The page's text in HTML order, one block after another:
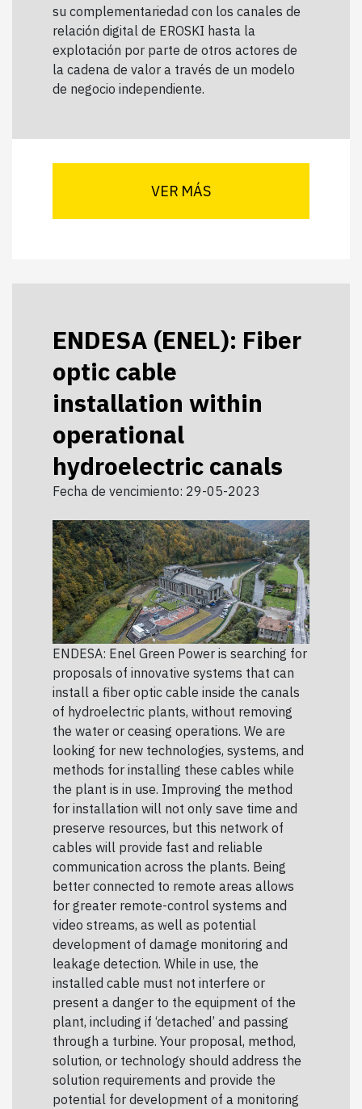
su complementariedad con los canales de
relación digital de EROSKI hasta la
explotación por parte de otros actores de
la cadena de valor a través de un modelo
de negocio independiente.
VER MÁS
ENDESA (ENEL): Fiber
optic cable
installation within
operational
hydroelectric canals
Fecha de vencimiento: 29-05-2023
ENDESA: Enel Green Power is searching for
proposals of innovative systems that can
install a fiber optic cable inside the canals
of hydroelectric plants, without removing
the water or ceasing operations. We are
looking for new technologies, systems, and
methods for installing these cables while
the plant is in use. Improving the method
for installation will not only save time and
preserve resources, but this network of
cables will provide fast and reliable
communication across the plants. Being
better connected to remote areas allows
for greater remote-control systems and
video streams, as well as potential
development of damage monitoring and
leakage detection. While in use, the
installed cable must not interfere or
present a danger to the equipment of the
plant, including if ‘detached’ and passing
through a turbine. Your proposal, method,
solution, or technology should address the
solution requirements and provide the
potential for development of a monitoring